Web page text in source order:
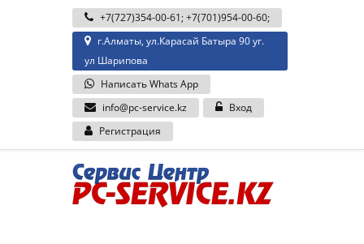
+7(727)354-00-61;+7(701)954-00-60;
г.Алматы, ул.Карасай Батыра 90 уг.
ул Шарипова
Написать Whats App
info@pc-service.kz
Вход
Регистрация